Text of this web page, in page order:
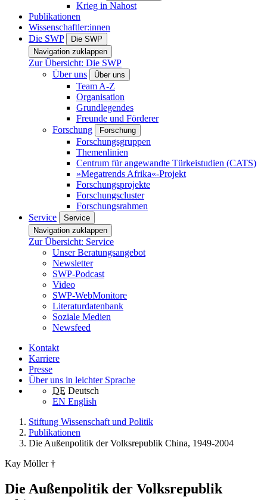
Krieg in Nahost
Publikationen
Wissenschaftler:innen
Die SWP
Die SWP
Navigation zuklappen
Zur Übersicht: Die SWP
Über uns
Über uns
Team A-Z
Organisation
Grundlegendes
Freunde und Förderer
Forschung
Forschung
Forschungsgruppen
Themenlinien
Centrum für angewandte Türkeistudien (CATS)
»Megatrends Afrika«-Projekt
Forschungsprojekte
Forschungscluster
Forschungsrahmen
Service
Service
Navigation zuklappen
Zur Übersicht: Service
Unser Beratungsangebot
Newsletter
SWP-Podcast
Video
SWP-WebMonitore
Literaturdatenbank
Soziale Medien
Newsfeed
Kontakt
Karriere
Presse
Über uns in leichter Sprache
DE Deutsch
EN English
Stiftung Wissenschaft und Politik
Publikationen
Die Außenpolitik der Volksrepublik China, 1949-2004
Kay Möller †
Die Außenpolitik der Volksrepublik